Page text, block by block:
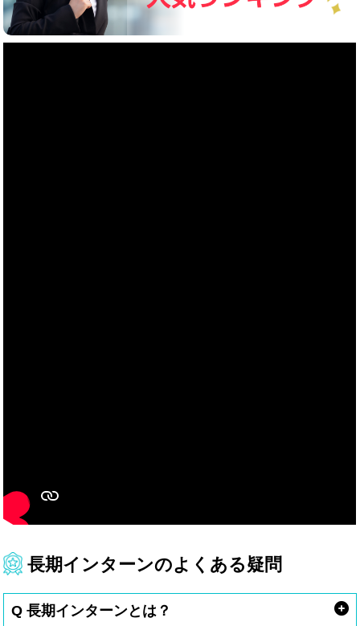
長期インターンのよくある疑問
Q 長期インターンとは？